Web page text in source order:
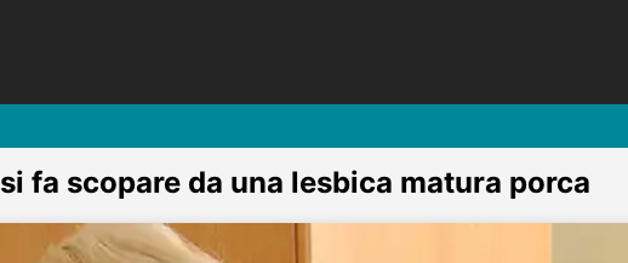
fa scopare da una lesbica matura porca